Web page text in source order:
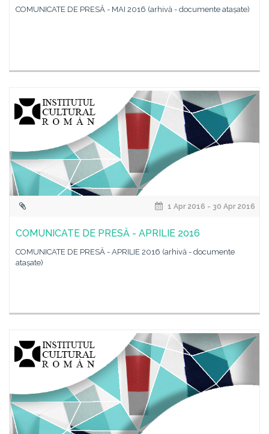
COMUNICATE DE PRESĂ - MAI 2016 (arhivă - documente atașate)
1 Apr 2016 - 30 Apr 2016
COMUNICATE DE PRESĂ - APRILIE 2016
COMUNICATE DE PRESĂ - APRILIE 2016 (arhivă - documente
atașate)